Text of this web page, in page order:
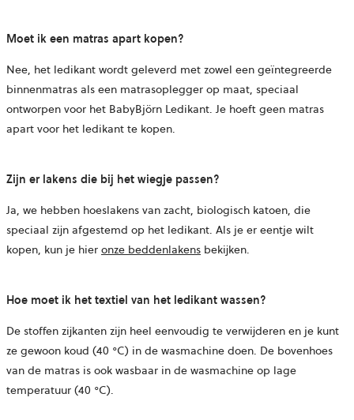
Moet ik een matras apart kopen?
Nee, het ledikant wordt geleverd met zowel een geïntegreerde
binnenmatras als een matrasoplegger op maat, speciaal
ontworpen voor het BabyBjörn Ledikant. Je hoeft geen matras
apart voor het ledikant te kopen.
Zijn er lakens die bij het wiegje passen?
Ja, we hebben hoeslakens van zacht, biologisch katoen, die
speciaal zijn afgestemd op het ledikant. Als je er eentje wilt
kopen, kun je hier onze beddenlakens bekijken.
Hoe moet ik het textiel van het ledikant wassen?
De stoffen zijkanten zijn heel eenvoudig te verwijderen en je kunt
ze gewoon koud (40 °C) in de wasmachine doen. De bovenhoes
van de matras is ook wasbaar in de wasmachine op lage
temperatuur (40 °C).